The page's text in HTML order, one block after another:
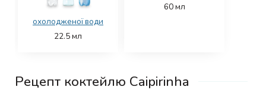
охолодженої води
22.5мл
60мл
Рецепт коктейлю Caipirinha